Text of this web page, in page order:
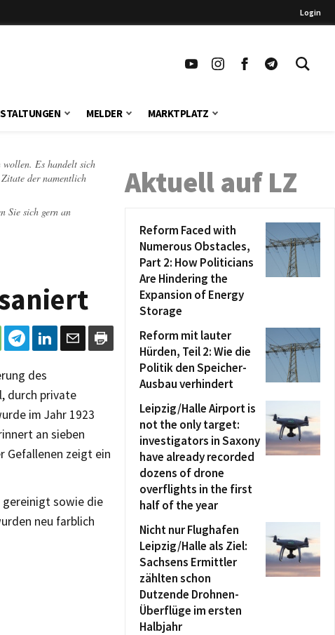
Login
MELDER MARKTPLATZ
wollen. Es handelt sich
der namentlich
Sie sich gern an
des
durch private
im Jahr 1923
an sieben
Gefallenen zeigt ein
gereinigt sowie die
neu farblich
Aktuell auf LZ
Reform Faced with
Numerous Obstacles,
Part 2: How Politicians
Are Hindering the
Expansion of Energy
Storage
Reform mit lauter
Hürden, Teil 2: Wie die
Politik den Speicher-
Ausbau verhindert
Leipzig/Halle Airport is
not the only target:
investigators in Saxony
have already recorded
dozens of drone
overflights in the first
half of the year
Nicht nur Flughafen
Leipzig/Halle als Ziel:
Sachsens Ermittler
zählten schon
Dutzende Drohnen-
Überflüge im ersten
Halbjahr